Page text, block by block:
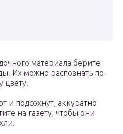
материала берите
Их можно распознать по
цвету.
и подсохнут, аккуратно
на газету, чтобы они